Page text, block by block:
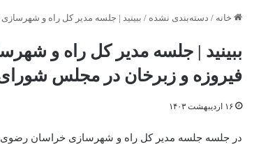
خانه / دسته‌بندی نشده / ببینید | جلسه مدیر کل راه و
ببینید | جلسه مدیر کل راه و
فیروزه و زبرخان در مجلس
۱۶ اردیبهشت ۱۴۰۳
در جلسه جلسه مدیر کل راه و شهرسازی خراسان رضوی